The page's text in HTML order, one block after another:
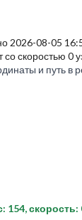
2026-08-05
скоростью 0
и путь
154, скорость: